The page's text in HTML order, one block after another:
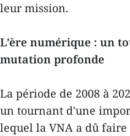
leur mission.
L’ère numérique : un
mutation profonde
La période de 2008 à
un tournant d'une
lequel la VNA a dû faire